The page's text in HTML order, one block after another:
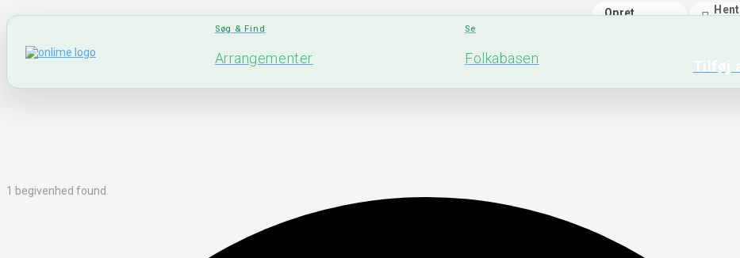
Opret
Hent
Søg & Find
Arrangementer
Se
Folkabasen
1 begivenhed found.